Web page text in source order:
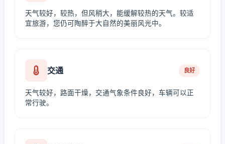
天气较好，较热，但风稍大，能缓解较热的天气。较适
宜旅游，您仍可陶醉于大自然的美丽风光中。
交通 良好
天气较好，路面干燥，交通气象条件良好，车辆可以正
常行驶。